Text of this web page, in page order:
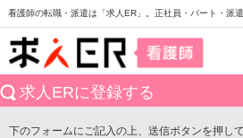
看護師の転職・派遣は「求人ER」。正社員・パート・派
求人ERに登録する
下のフォームにご記入の上、送信ボタンを押し